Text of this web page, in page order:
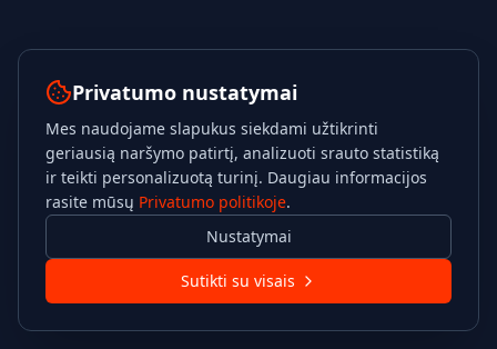
Privatumo nustatymai
Mes naudojame slapukus siekdami užtikrinti
geriausią naršymo patirtį, analizuoti srauto statistiką
ir teikti personalizuotą turinį. Daugiau informacijos
rasite mūsų Privatumo politikoje.
Nustatymai
Sutikti su visais